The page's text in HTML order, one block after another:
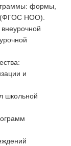
формы,
(ФГОС НОО).
и
школьной